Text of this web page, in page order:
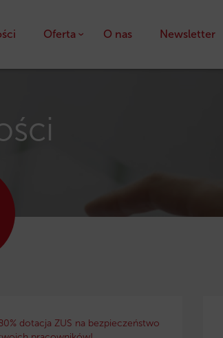
Oferta O nas Newsletter
dotacja ZUS na bezpieczeństwo